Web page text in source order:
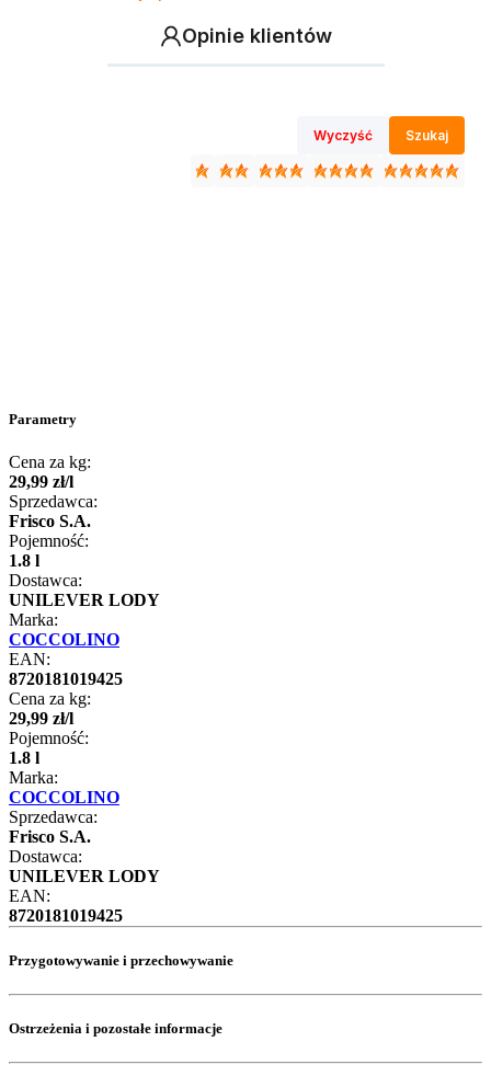
Opinie klientów
Wyczyść Szukaj
Parametry
Cena za kg:
29,99 zł/l
Sprzedawca:
Frisco S.A.
Pojemność:
1.8 l
Dostawca:
UNILEVER LODY
Marka:
COCCOLINO
EAN:
8720181019425
Cena za kg:
29,99 zł/l
Pojemność:
1.8 l
Marka:
COCCOLINO
Sprzedawca:
Frisco S.A.
Dostawca:
UNILEVER LODY
EAN:
8720181019425
Przygotowywanie i przechowywanie
Ostrzeżenia i pozostałe informacje